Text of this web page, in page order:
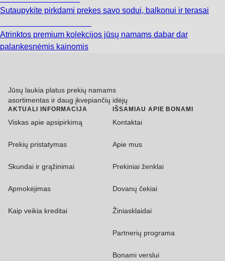
Sutaupykite pirkdami prekes savo sodui, balkonui ir terasai
Atrinktos premium kolekcijos jūsų namams dabar dar
palankesnėmis kainomis
Jūsų laukia platus prekių namams
asortimentas ir daug įkvepiančių idėjų
AKTUALI INFORMACIJA
Viskas apie apsipirkimą
Prekių pristatymas
Skundai ir grąžinimai
Apmokėjimas
Kaip veikia kreditai
IŠSAMIAU APIE BONAMI
Kontaktai
Apie mus
Prekiniai ženklai
Dovanų čekiai
Žiniasklaidai
Partnerių programa
Bonami verslui